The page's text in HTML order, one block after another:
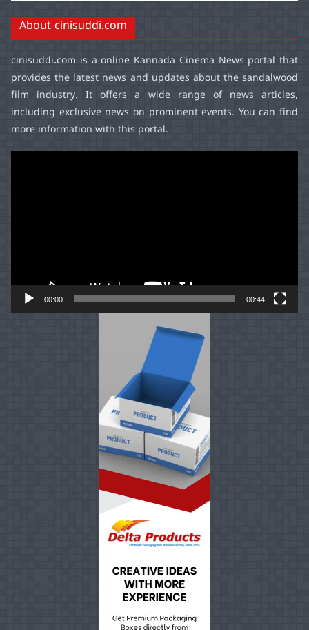
About cinisuddi.com
cinisuddi.com is a online Kannada Cinema News portal that
provides the latest news and updates about the sandalwood
film industry. It offers a wide range of news articles,
including exclusive news on prominent events. You can find
more information with this portal.
00:00 00:44